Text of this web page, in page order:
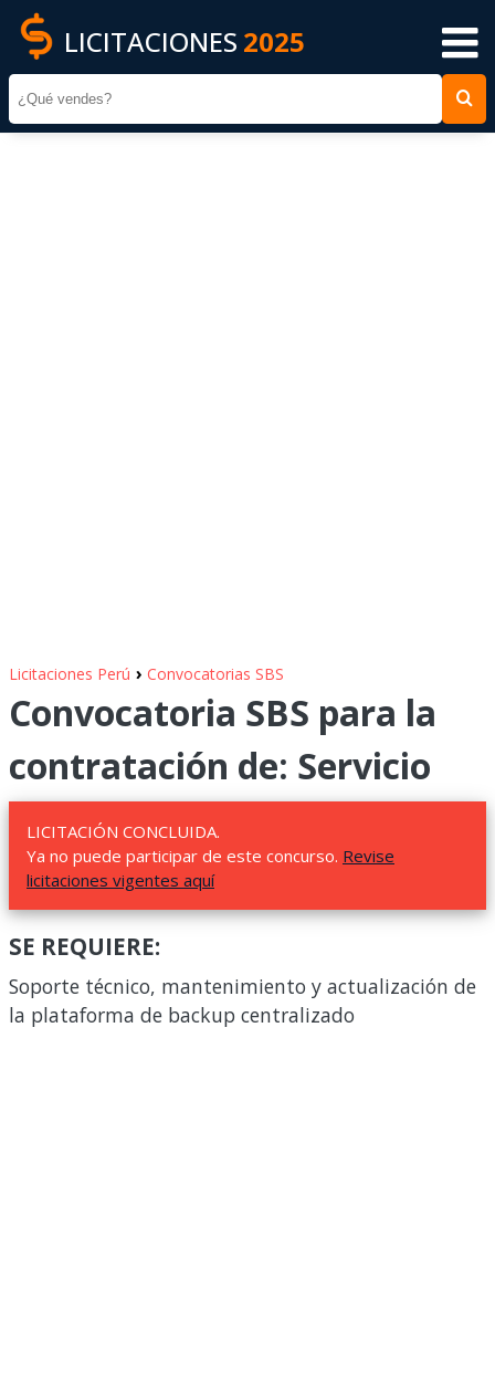
LICITACIONES 2025
Licitaciones Perú › Convocatorias SBS
Convocatoria SBS para la
contratación de: Servicio
LICITACIÓN CONCLUIDA.
Ya no puede participar de este concurso. Revise
licitaciones vigentes aquí
SE REQUIERE:
Soporte técnico, mantenimiento y actualización de
la plataforma de backup centralizado